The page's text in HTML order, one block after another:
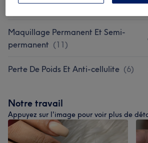
Maquillage Permanent Et Semi-
permanent (11)
Perte De Poids Et Anti-cellulite (6)
Notre travail
Appuyez sur l'image pour voir plus de